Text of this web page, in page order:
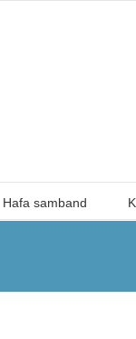
Hafa samband